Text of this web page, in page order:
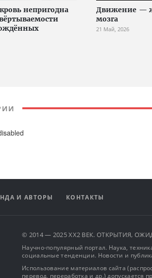
непригодна
Движение —
мозга
21 Май, 2026
И АВТОРЫ КОНТАКТЫ
© 2014 — 2025 XX2 ВЕК. ОТКРЫТИЯ,
Научно-популярный портал. Наука,
социальные тенденции. Новости и
Использование материалов сайта
перевод, переработка и др.) допускается